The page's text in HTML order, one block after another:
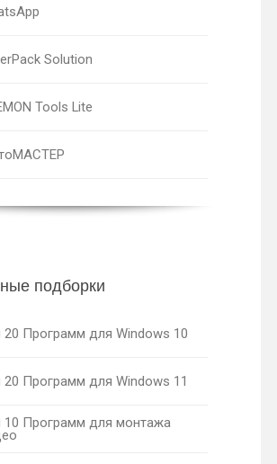
Solution
Tools Lite
подборки
20 Программ для Windows 10
20 Программ для Windows 11
10 Программ для монтажа